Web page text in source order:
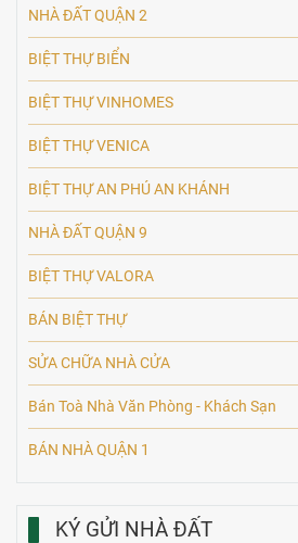
NHÀ ĐẤT QUẬN 2
BIỆT THỰ BIỂN
BIỆT THỰ VINHOMES
BIỆT THỰ VENICA
BIỆT THỰ AN PHÚ AN KHÁNH
NHÀ ĐẤT QUẬN 9
BIỆT THỰ VALORA
BÁN BIỆT THỰ
SỬA CHỮA NHÀ CỬA
Bán Toà Nhà Văn Phòng - Khách Sạn
BÁN NHÀ QUẬN 1
KÝ GỬI NHÀ ĐẤT